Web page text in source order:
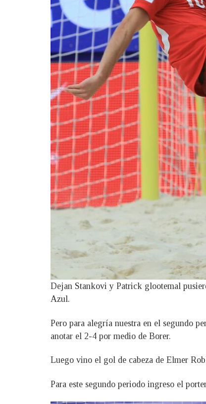
Dejan Stankovi y Patrick glootemal
Azul.
Pero para alegría nuestra en el segundo
anotar el 2-4 por medio de Borer.
Luego vino el gol de cabeza de Elmer
Para este segundo periodo ingreso el